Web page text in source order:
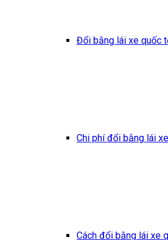
Đổi bằng lái xe quốc
Chi phí đổi bằng lái
Cách đổi bằng lái xe